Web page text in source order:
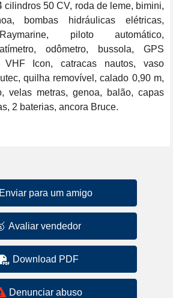
cilindros 50 CV, roda de leme, bimini,
bombas hidráulicas elétricas,
piloto automático,
odômetro, bussola, GPS
Icon, catracas nautos, vaso
quilha removível, calado 0,90 m,
velas metras, genoa, balão, capas
2 baterias, ancora Bruce.
Enviar para um amigo
Avaliar vendedor
Download PDF
Denunciar abuso